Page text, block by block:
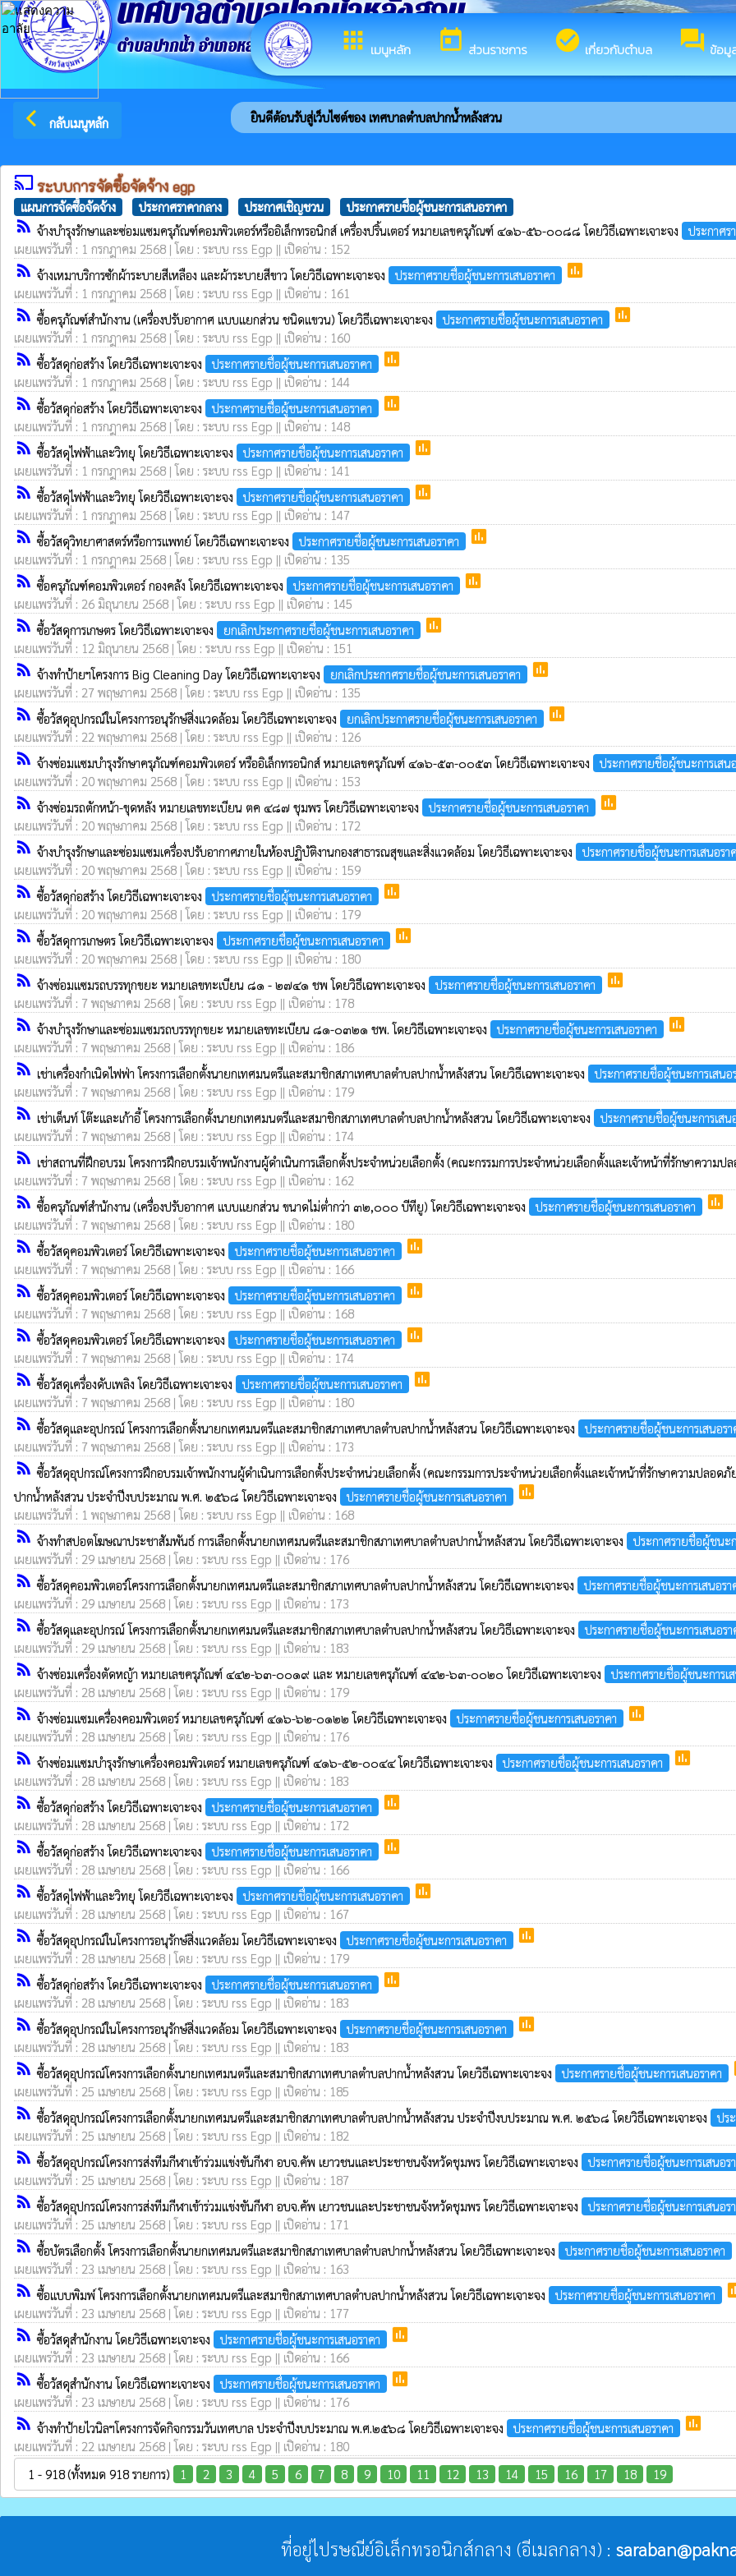
appsเมนูหลัก todayส่วนราชการ check_circleเกี่ยวกับตำบล forumข้อมู
เทศบาลตำบลปากน้ำหลังสวน
ตำบลปากน้ำ อำเภอหลังสวน จังหวัดชุมพร
arrow_back_ios กลับเมนูหลัก ยินดีต้อนรับสู่เว็บไซต์ของ เทศบาลตำบลปากน้ำหลังสวน
castระบบการจัดซื้อจัดจ้าง egp
แผนการจัดซื้อจัดจ้าง ประกาศราคากลาง ประกาศเชิญชวน ประกาศรายชื่อผู้ชนะการเสนอราคา
rss_feed จ้างบำรุงรักษาและซ่อมแซมครุภัณฑ์คอมพิวเตอร์หรืออิเล็กทรอนิกส์ เครื่องปริ้นเตอร์ หมายเลขครุภัณฑ์ ๔๑๖-๕๖-๐๐๘๘ โดยวิธีเฉพาะเจาะจง ประกาศร
เผยแพร่วันที่ : 1 กรกฎาคม 2568 | โดย : ระบบ rss Egp || เปิดอ่าน : 152
rss_feed จ้างเหมาบริการซักผ้าระบายสีเหลือง และผ้าระบายสีขาว โดยวิธีเฉพาะเจาะจง ประกาศรายชื่อผู้ชนะการเสนอราคา poll
เผยแพร่วันที่ : 1 กรกฎาคม 2568 | โดย : ระบบ rss Egp || เปิดอ่าน : 161
rss_feed ซื้อครุภัณฑ์สำนักงาน (เครื่องปรับอากาศ แบบแยกส่วน ชนิดแขวน) โดยวิธีเฉพาะเจาะจง ประกาศรายชื่อผู้ชนะการเสนอราคา poll
เผยแพร่วันที่ : 1 กรกฎาคม 2568 | โดย : ระบบ rss Egp || เปิดอ่าน : 160
rss_feed ซื้อวัสดุก่อสร้าง โดยวิธีเฉพาะเจาะจง ประกาศรายชื่อผู้ชนะการเสนอราคา poll
เผยแพร่วันที่ : 1 กรกฎาคม 2568 | โดย : ระบบ rss Egp || เปิดอ่าน : 144
rss_feed ซื้อวัสดุก่อสร้าง โดยวิธีเฉพาะเจาะจง ประกาศรายชื่อผู้ชนะการเสนอราคา poll
เผยแพร่วันที่ : 1 กรกฎาคม 2568 | โดย : ระบบ rss Egp || เปิดอ่าน : 148
rss_feed ซื้อวัสดุไฟฟ้าและวิทยุ โดยวิธีเฉพาะเจาะจง ประกาศรายชื่อผู้ชนะการเสนอราคา poll
เผยแพร่วันที่ : 1 กรกฎาคม 2568 | โดย : ระบบ rss Egp || เปิดอ่าน : 141
rss_feed ซื้อวัสดุไฟฟ้าและวิทยุ โดยวิธีเฉพาะเจาะจง ประกาศรายชื่อผู้ชนะการเสนอราคา poll
เผยแพร่วันที่ : 1 กรกฎาคม 2568 | โดย : ระบบ rss Egp || เปิดอ่าน : 147
rss_feed ซื้อวัสดุวิทยาศาสตร์หรือการแพทย์ โดยวิธีเฉพาะเจาะจง ประกาศรายชื่อผู้ชนะการเสนอราคา poll
เผยแพร่วันที่ : 1 กรกฎาคม 2568 | โดย : ระบบ rss Egp || เปิดอ่าน : 135
rss_feed ซื้อครุภัณฑ์คอมพิวเตอร์ กองคลัง โดยวิธีเฉพาะเจาะจง ประกาศรายชื่อผู้ชนะการเสนอราคา poll
เผยแพร่วันที่ : 26 มิถุนายน 2568 | โดย : ระบบ rss Egp || เปิดอ่าน : 145
rss_feed ซื้อวัสดุการเกษตร โดยวิธีเฉพาะเจาะจง ยกเลิกประกาศรายชื่อผู้ชนะการเสนอราคา poll
เผยแพร่วันที่ : 12 มิถุนายน 2568 | โดย : ระบบ rss Egp || เปิดอ่าน : 151
rss_feed จ้างทำป้ายฯโครงการ Big Cleaning Day โดยวิธีเฉพาะเจาะจง ยกเลิกประกาศรายชื่อผู้ชนะการเสนอราคา poll
เผยแพร่วันที่ : 27 พฤษภาคม 2568 | โดย : ระบบ rss Egp || เปิดอ่าน : 135
rss_feed ซื้อวัสดุอุปกรณ์ในโครงการอนุรักษ์สิ่งแวดล้อม โดยวิธีเฉพาะเจาะจง ยกเลิกประกาศรายชื่อผู้ชนะการเสนอราคา poll
เผยแพร่วันที่ : 22 พฤษภาคม 2568 | โดย : ระบบ rss Egp || เปิดอ่าน : 126
rss_feed จ้างซ่อมแซมบำรุงรักษาครุภัณฑ์คอมพิวเตอร์ หรืออิเล็กทรอนิกส์ หมายเลขครุภัณฑ์ ๔๑๖-๕๓-๐๐๕๓ โดยวิธีเฉพาะเจาะจง ประกาศรายชื่อผู้ชนะการเสน
เผยแพร่วันที่ : 20 พฤษภาคม 2568 | โดย : ระบบ rss Egp || เปิดอ่าน : 153
rss_feed จ้างซ่อมรถตักหน้า-ขุดหลัง หมายเลขทะเบียน ตค ๔๘๗ ชุมพร โดยวิธีเฉพาะเจาะจง ประกาศรายชื่อผู้ชนะการเสนอราคา poll
เผยแพร่วันที่ : 20 พฤษภาคม 2568 | โดย : ระบบ rss Egp || เปิดอ่าน : 172
rss_feed จ้างบำรุงรักษาและซ่อมแซมเครื่องปรับอากาศภายในห้องปฏิบัติงานกองสาธารณสุขและสิ่งแวดล้อม โดยวิธีเฉพาะเจาะจง ประกาศรายชื่อผู้ชนะการเสนอรา
เผยแพร่วันที่ : 20 พฤษภาคม 2568 | โดย : ระบบ rss Egp || เปิดอ่าน : 159
rss_feed ซื้อวัสดุก่อสร้าง โดยวิธีเฉพาะเจาะจง ประกาศรายชื่อผู้ชนะการเสนอราคา poll
เผยแพร่วันที่ : 20 พฤษภาคม 2568 | โดย : ระบบ rss Egp || เปิดอ่าน : 179
rss_feed ซื้อวัสดุการเกษตร โดยวิธีเฉพาะเจาะจง ประกาศรายชื่อผู้ชนะการเสนอราคา poll
เผยแพร่วันที่ : 20 พฤษภาคม 2568 | โดย : ระบบ rss Egp || เปิดอ่าน : 180
rss_feed จ้างซ่อมแซมรถบรรทุกขยะ หมายเลขทะเบียน ๘๑ - ๒๗๔๑ ชพ โดยวิธีเฉพาะเจาะจง ประกาศรายชื่อผู้ชนะการเสนอราคา poll
เผยแพร่วันที่ : 7 พฤษภาคม 2568 | โดย : ระบบ rss Egp || เปิดอ่าน : 178
rss_feed จ้างบำรุงรักษาและซ่อมแซมรถบรรทุกขยะ หมายเลขทะเบียน ๘๑-๐๓๒๑ ชพ. โดยวิธีเฉพาะเจาะจง ประกาศรายชื่อผู้ชนะการเสนอราคา poll
เผยแพร่วันที่ : 7 พฤษภาคม 2568 | โดย : ระบบ rss Egp || เปิดอ่าน : 186
rss_feed เช่าเครื่องกำเนิดไฟฟ่า โครงการเลือกตั้งนายกเทศมนตรีและสมาชิกสภาเทศบาลตำบลปากน้ำหลังสวน โดยวิธีเฉพาะเจาะจง ประกาศรายชื่อผู้ชนะการเสนอ
เผยแพร่วันที่ : 7 พฤษภาคม 2568 | โดย : ระบบ rss Egp || เปิดอ่าน : 179
rss_feed เช่าเต็นท์ โต๊ะและเก้าอี้ โครงการเลือกตั้งนายกเทศมนตรีและสมาชิกสภาเทศบาลตำบลปากน้ำหลังสวน โดยวิธีเฉพาะเจาะจง ประกาศรายชื่อผู้ชนะการเสน
เผยแพร่วันที่ : 7 พฤษภาคม 2568 | โดย : ระบบ rss Egp || เปิดอ่าน : 174
rss_feed เช่าสถานที่ฝึกอบรม โครงการฝึกอบรมเจ้าพนักงานผู้ดำเนินการเลือกตั้งประจำหน่วยเลือกตั้ง (คณะกรรมการประจำหน่วยเลือกตั้งและเจ้าหน้าที่รักษาความป
เผยแพร่วันที่ : 7 พฤษภาคม 2568 | โดย : ระบบ rss Egp || เปิดอ่าน : 162
rss_feed ซื้อครุภัณฑ์สำนักงาน (เครื่องปรับอากาศ แบบแยกส่วน ขนาดไม่ต่ำกว่า ๓๒,๐๐๐ บีทียู) โดยวิธีเฉพาะเจาะจง ประกาศรายชื่อผู้ชนะการเสนอราคา poll
เผยแพร่วันที่ : 7 พฤษภาคม 2568 | โดย : ระบบ rss Egp || เปิดอ่าน : 180
rss_feed ซื้อวัสดุคอมพิวเตอร์ โดยวิธีเฉพาะเจาะจง ประกาศรายชื่อผู้ชนะการเสนอราคา poll
เผยแพร่วันที่ : 7 พฤษภาคม 2568 | โดย : ระบบ rss Egp || เปิดอ่าน : 166
rss_feed ซื้อวัสดุคอมพิวเตอร์ โดยวิธีเฉพาะเจาะจง ประกาศรายชื่อผู้ชนะการเสนอราคา poll
เผยแพร่วันที่ : 7 พฤษภาคม 2568 | โดย : ระบบ rss Egp || เปิดอ่าน : 168
rss_feed ซื้อวัสดุคอมพิวเตอร์ โดยวิธีเฉพาะเจาะจง ประกาศรายชื่อผู้ชนะการเสนอราคา poll
เผยแพร่วันที่ : 7 พฤษภาคม 2568 | โดย : ระบบ rss Egp || เปิดอ่าน : 174
rss_feed ซื้อวัสดุเครื่องดับเพลิง โดยวิธีเฉพาะเจาะจง ประกาศรายชื่อผู้ชนะการเสนอราคา poll
เผยแพร่วันที่ : 7 พฤษภาคม 2568 | โดย : ระบบ rss Egp || เปิดอ่าน : 180
rss_feed ซื้อวัสดุและอุปกรณ์ โครงการเลือกตั้งนายกเทศมนตรีและสมาชิกสภาเทศบาลตำบลปากน้ำหลังสวน โดยวิธีเฉพาะเจาะจง ประกาศรายชื่อผู้ชนะการเสนอรา
เผยแพร่วันที่ : 7 พฤษภาคม 2568 | โดย : ระบบ rss Egp || เปิดอ่าน : 173
rss_feed ซื้อวัสดุอุปกรณ์โครงการฝึกอบรมเจ้าพนักงานผู้ดำเนินการเลือกตั้งประจำหน่วยเลือกตั้ง (คณะกรรมการประจำหน่วยเลือกตั้งและเจ้าหน้าที่รักษาความปลอด
ปากน้ำหลังสวน ประจำปีงบประมาณ พ.ศ. ๒๕๖๘ โดยวิธีเฉพาะเจาะจง
ประกาศรายชื่อผู้ชนะการเสนอราคา poll
เผยแพร่วันที่ : 1 พฤษภาคม 2568 | โดย : ระบบ rss Egp || เปิดอ่าน : 168
rss_feed จ้างทำสปอตโฆษณาประชาสัมพันธ์ การเลือกตั้งนายกเทศมนตรีและสมาชิกสภาเทศบาลตำบลปากน้ำหลังสวน โดยวิธีเฉพาะเจาะจง ประกาศรายชื่อผู้ชนะก
เผยแพร่วันที่ : 29 เมษายน 2568 | โดย : ระบบ rss Egp || เปิดอ่าน : 176
rss_feed ซื้อวัสดุคอมพิวเตอร์โครงการเลือกตั้งนายกเทศมนตรีและสมาชิกสภาเทศบาลตำบลปากน้ำหลังสวน โดยวิธีเฉพาะเจาะจง ประกาศรายชื่อผู้ชนะการเสนอรา
เผยแพร่วันที่ : 29 เมษายน 2568 | โดย : ระบบ rss Egp || เปิดอ่าน : 173
rss_feed ซื้อวัสดุและอุปกรณ์ โครงการเลือกตั้งนายกเทศมนตรีและสมาชิกสภาเทศบาลตำบลปากน้ำหลังสวน โดยวิธีเฉพาะเจาะจง ประกาศรายชื่อผู้ชนะการเสนอรา
เผยแพร่วันที่ : 29 เมษายน 2568 | โดย : ระบบ rss Egp || เปิดอ่าน : 183
rss_feed จ้างซ่อมเครื่องตัดหญ้า หมายเลขครุภัณฑ์ ๔๔๒-๖๓-๐๐๑๙ และ หมายเลขครุภัณฑ์ ๔๔๒-๖๓-๐๐๒๐ โดยวิธีเฉพาะเจาะจง ประกาศรายชื่อผู้ชนะการเ
เผยแพร่วันที่ : 28 เมษายน 2568 | โดย : ระบบ rss Egp || เปิดอ่าน : 179
rss_feed จ้างซ่อมแซมเครื่องคอมพิวเตอร์ หมายเลขครุภัณฑ์ ๔๑๖-๖๒-๐๑๒๒ โดยวิธีเฉพาะเจาะจง ประกาศรายชื่อผู้ชนะการเสนอราคา poll
เผยแพร่วันที่ : 28 เมษายน 2568 | โดย : ระบบ rss Egp || เปิดอ่าน : 176
rss_feed จ้างซ่อมแซมบำรุงรักษาเครื่องคอมพิวเตอร์ หมายเลขครุภัณฑ์ ๔๑๖-๕๒-๐๐๔๔ โดยวิธีเฉพาะเจาะจง ประกาศรายชื่อผู้ชนะการเสนอราคา poll
เผยแพร่วันที่ : 28 เมษายน 2568 | โดย : ระบบ rss Egp || เปิดอ่าน : 183
rss_feed ซื้อวัสดุก่อสร้าง โดยวิธีเฉพาะเจาะจง ประกาศรายชื่อผู้ชนะการเสนอราคา poll
เผยแพร่วันที่ : 28 เมษายน 2568 | โดย : ระบบ rss Egp || เปิดอ่าน : 172
rss_feed ซื้อวัสดุก่อสร้าง โดยวิธีเฉพาะเจาะจง ประกาศรายชื่อผู้ชนะการเสนอราคา poll
เผยแพร่วันที่ : 28 เมษายน 2568 | โดย : ระบบ rss Egp || เปิดอ่าน : 166
rss_feed ซื้อวัสดุไฟฟ้าและวิทยุ โดยวิธีเฉพาะเจาะจง ประกาศรายชื่อผู้ชนะการเสนอราคา poll
เผยแพร่วันที่ : 28 เมษายน 2568 | โดย : ระบบ rss Egp || เปิดอ่าน : 167
rss_feed ซื้อวัสดุอุปกรณ์ในโครงการอนุรักษ์สิ่งแวดล้อม โดยวิธีเฉพาะเจาะจง ประกาศรายชื่อผู้ชนะการเสนอราคา poll
เผยแพร่วันที่ : 28 เมษายน 2568 | โดย : ระบบ rss Egp || เปิดอ่าน : 179
rss_feed ซื้อวัสดุก่อสร้าง โดยวิธีเฉพาะเจาะจง ประกาศรายชื่อผู้ชนะการเสนอราคา poll
เผยแพร่วันที่ : 28 เมษายน 2568 | โดย : ระบบ rss Egp || เปิดอ่าน : 183
rss_feed ซื้อวัสดุอุปกรณ์ในโครงการอนุรักษ์สิ่งแวดล้อม โดยวิธีเฉพาะเจาะจง ประกาศรายชื่อผู้ชนะการเสนอราคา poll
เผยแพร่วันที่ : 28 เมษายน 2568 | โดย : ระบบ rss Egp || เปิดอ่าน : 183
rss_feed ซื้อวัสดุอุปกรณ์โครงการเลือกตั้งนายกเทศมนตรีและสมาชิกสภาเทศบาลตำบลปากน้ำหลังสวน โดยวิธีเฉพาะเจาะจง ประกาศรายชื่อผู้ชนะการเสนอราคา
เผยแพร่วันที่ : 25 เมษายน 2568 | โดย : ระบบ rss Egp || เปิดอ่าน : 185
rss_feed ซื้อวัสดุอุปกรณ์โครงการเลือกตั้งนายกเทศมนตรีและสมาชิกสภาเทศบาลตำบลปากน้ำหลังสวน ประจำปีงบประมาณ พ.ศ. ๒๕๖๘ โดยวิธีเฉพาะเจาะจง ปร
เผยแพร่วันที่ : 25 เมษายน 2568 | โดย : ระบบ rss Egp || เปิดอ่าน : 182
rss_feed ซื้อวัสดุอุปกรณ์โครงการส่งทีมกีฬาเข้าร่วมแข่งขันกีฬา อบจ.คัพ เยาวชนและประชาชนจังหวัดชุมพร โดยวิธีเฉพาะเจาะจง ประกาศรายชื่อผู้ชนะการเสนอร
เผยแพร่วันที่ : 25 เมษายน 2568 | โดย : ระบบ rss Egp || เปิดอ่าน : 187
rss_feed ซื้อวัสดุอุปกรณ์โครงการส่งทีมกีฬาเข้าร่วมแข่งขันกีฬา อบจ.คัพ เยาวชนและประชาชนจังหวัดชุมพร โดยวิธีเฉพาะเจาะจง ประกาศรายชื่อผู้ชนะการเสนอร
เผยแพร่วันที่ : 25 เมษายน 2568 | โดย : ระบบ rss Egp || เปิดอ่าน : 171
rss_feed ซื้อบัตรเลือกตั้ง โครงการเลือกตั้งนายกเทศมนตรีและสมาชิกสภาเทศบาลตำบลปากน้ำหลังสวน โดยวิธีเฉพาะเจาะจง ประกาศรายชื่อผู้ชนะการเสนอราคา
เผยแพร่วันที่ : 23 เมษายน 2568 | โดย : ระบบ rss Egp || เปิดอ่าน : 163
rss_feed ซื้อแบบพิมพ์ โครงการเลือกตั้งนายกเทศมนตรีและสมาชิกสภาเทศบาลตำบลปากน้ำหลังสวน โดยวิธีเฉพาะเจาะจง ประกาศรายชื่อผู้ชนะการเสนอราคา
เผยแพร่วันที่ : 23 เมษายน 2568 | โดย : ระบบ rss Egp || เปิดอ่าน : 177
rss_feed ซื้อวัสดุสำนักงาน โดยวิธีเฉพาะเจาะจง ประกาศรายชื่อผู้ชนะการเสนอราคา poll
เผยแพร่วันที่ : 23 เมษายน 2568 | โดย : ระบบ rss Egp || เปิดอ่าน : 166
rss_feed ซื้อวัสดุสำนักงาน โดยวิธีเฉพาะเจาะจง ประกาศรายชื่อผู้ชนะการเสนอราคา poll
เผยแพร่วันที่ : 23 เมษายน 2568 | โดย : ระบบ rss Egp || เปิดอ่าน : 176
rss_feed จ้างทำป้ายไวนิลฯโครงการจัดกิจกรรมวันเทศบาล ประจำปีงบประมาณ พ.ศ.๒๕๖๘ โดยวิธีเฉพาะเจาะจง ประกาศรายชื่อผู้ชนะการเสนอราคา poll
เผยแพร่วันที่ : 22 เมษายน 2568 | โดย : ระบบ rss Egp || เปิดอ่าน : 180
1 - 918 (ทั้งหมด 918 รายการ)
1 2 3 4 5 6 7 8 9 10 11 12 13 14 15 16 17 18 19
ที่อยู่ไปรษณีย์อิเล็กทรอนิกส์กลาง (อีเมลกลาง) :